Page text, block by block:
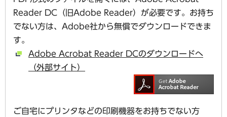
Reader DC（旧Adobe Reader）が必要です。お持ち
でない方は、Adobe社から無償でダウンロードできま
す。
Adobe Acrobat Reader DCのダウンロードへ
（外部サイト）
ご自宅にプリンタなどの印刷機器をお持ちでない方